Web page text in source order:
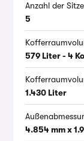
Anzahl der Sitze
5
579 Liter - 4
1.430 Liter
4.854 mm x